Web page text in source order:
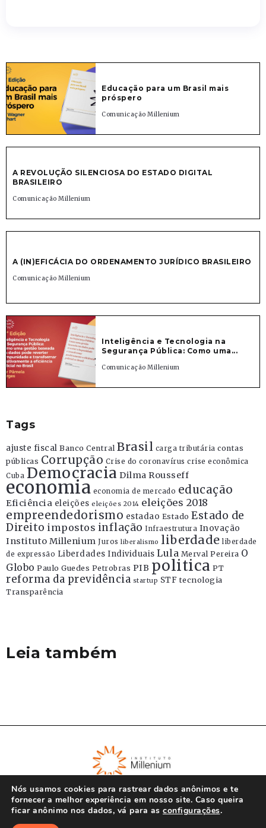
Educação para um Brasil mais
próspero
Comunicação Millenium
A REVOLUÇÃO SILENCIOSA DO ESTADO DIGITAL
BRASILEIRO
Comunicação Millenium
A (IN)EFICÁCIA DO ORDENAMENTO JURÍDICO BRASILEIRO
Comunicação Millenium
Inteligência e Tecnologia na
Segurança Pública: Como uma...
Comunicação Millenium
Tags
ajuste fiscal Banco Central Brasil carga tributária contas
públicas Corrupção Crise do coronavírus crise econômica
Cuba Democracia Dilma Rousseff
economia economia de mercado educação
Eficiência eleições eleições 2014 eleições 2018
empreendedorismo estadao Estado Estado de
Direito impostos inflação Infraestrutura Inovação
Instituto Millenium Juros liberalismo liberdade liberdade
de expressão Liberdades Individuais Lula Merval Pereira O
Globo Paulo Guedes Petrobras PIB politica PT
reforma da previdência startup STF tecnologia
Transparência
Leia também
Nós usamos cookies para rastrear dados anônimos e te
fornecer a melhor experiência em nosso site. Caso queira
ficar anônimo nos dados, vá para as configurações.